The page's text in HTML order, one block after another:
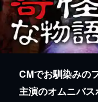
CMでお馴染みの
主演のオムニバス